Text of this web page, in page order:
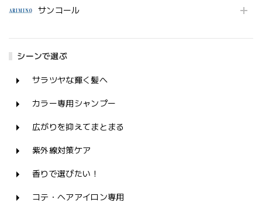
サンコール
シーンで選ぶ
サラツヤな輝く髪へ
カラー専用シャンプー
広がりを抑えてまとまる
紫外線対策ケア
香りで選びたい！
コテ・ヘアアイロン専用